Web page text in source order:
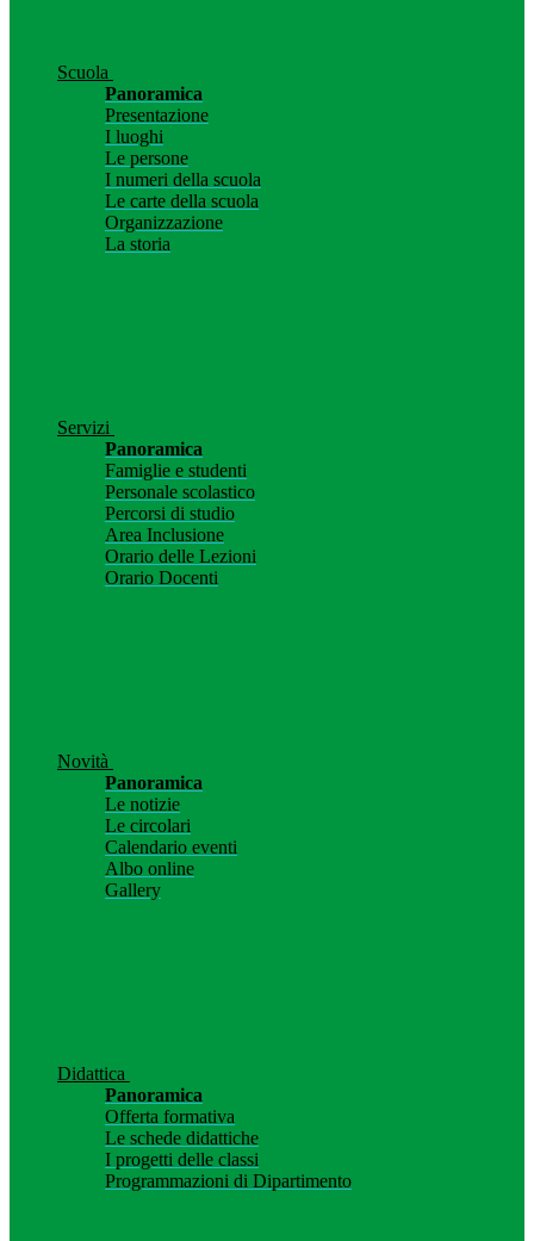
Scuola
Panoramica
Presentazione
I luoghi
Le persone
I numeri della scuola
Le carte della scuola
Organizzazione
La storia
Servizi
Panoramica
Famiglie e studenti
Personale scolastico
Percorsi di studio
Area Inclusione
Orario delle Lezioni
Orario Docenti
Novità
Panoramica
Le notizie
Le circolari
Calendario eventi
Albo online
Gallery
Didattica
Panoramica
Offerta formativa
Le schede didattiche
I progetti delle classi
Programmazioni di Dipartimento